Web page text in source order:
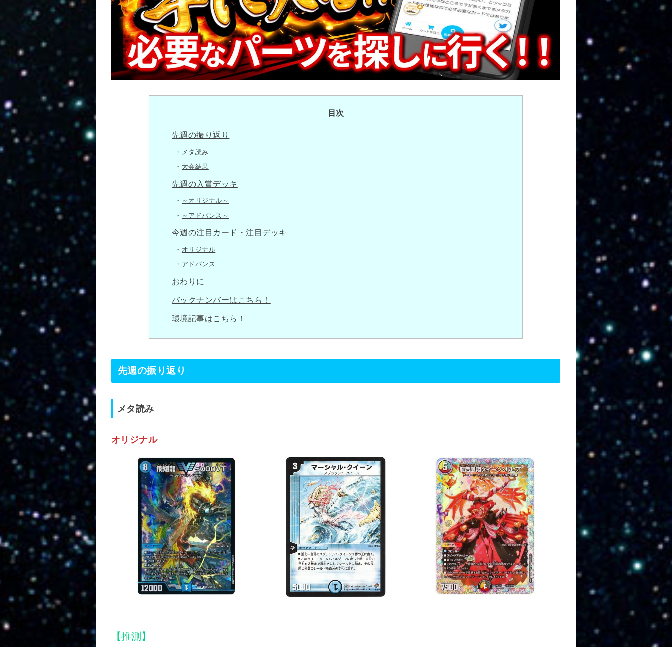
目次
先週の振り返り
メタ読み
大会結果
先週の入賞デッキ
～オリジナル～
～アドバンス～
今週の注目カード・注目デッキ
オリジナル
アドバンス
おわりに
バックナンバーはこちら！
環境記事はこちら！
先週の振り返り
メタ読み
オリジナル
【推測】